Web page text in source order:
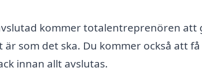
kommer totalentreprenören
som det ska. Du kommer också att
innan allt avslutas.